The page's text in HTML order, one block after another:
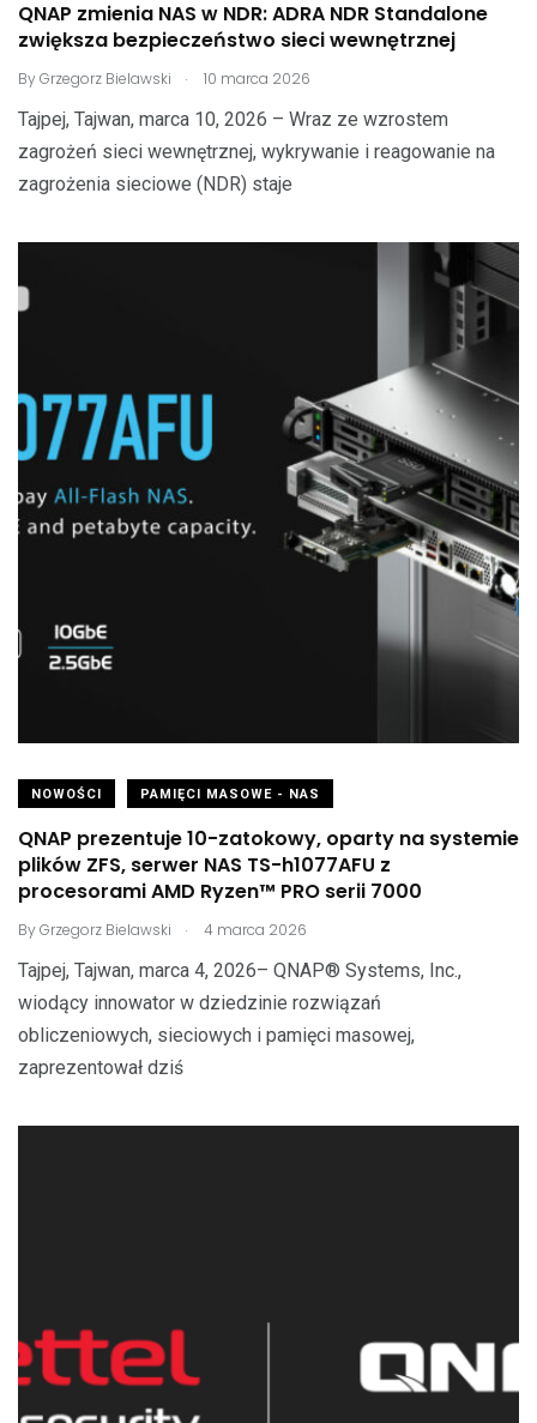
QNAP zmienia NAS w NDR: ADRA NDR Standalone
zwiększa bezpieczeństwo sieci wewnętrznej
ByGrzegorz Bielawski . 10 marca 2026
Tajpej, Tajwan, marca 10, 2026 – Wraz ze wzrostem
zagrożeń sieci wewnętrznej, wykrywanie i reagowanie na
zagrożenia sieciowe (NDR) staje
NOWOŚCI PAMIĘCI MASOWE - NAS
QNAP prezentuje 10-zatokowy, oparty na systemie
plików ZFS, serwer NAS TS-h1077AFU z
procesorami AMD Ryzen™ PRO serii 7000
ByGrzegorz Bielawski . 4 marca 2026
Tajpej, Tajwan, marca 4, 2026– QNAP® Systems, Inc.,
wiodący innowator w dziedzinie rozwiązań
obliczeniowych, sieciowych i pamięci masowej,
zaprezentował dziś